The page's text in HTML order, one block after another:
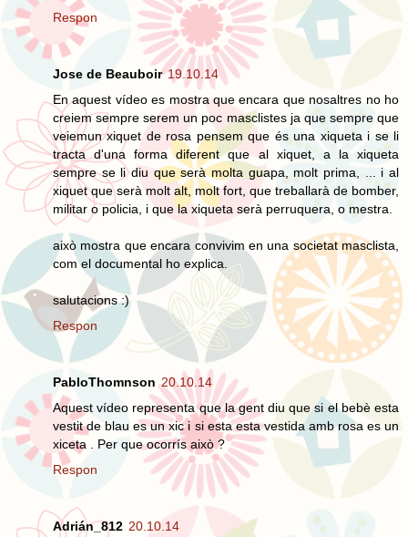
Respon
Jose de Beauboir 19.10.14
En aquest vídeo es mostra que encara que nosaltres no ho
creiem sempre serem un poc masclistes ja que sempre que
veiemun xiquet de rosa pensem que és una xiqueta i se li
tracta d'una forma diferent que al xiquet, a la xiqueta
sempre se li diu que serà molta guapa, molt prima, ... i al
xiquet que serà molt alt, molt fort, que treballarà de bomber,
militar o policia, i que la xiqueta serà perruquera, o mestra.
això mostra que encara convivim en una societat masclista,
com el documental ho explica.
salutacions :)
Respon
PabloThomnson 20.10.14
Aquest vídeo representa que la gent diu que si el bebè esta
vestit de blau es un xic i si esta esta vestida amb rosa es un
xiceta . Per que ocorrís això ?
Respon
Adrián_812 20.10.14